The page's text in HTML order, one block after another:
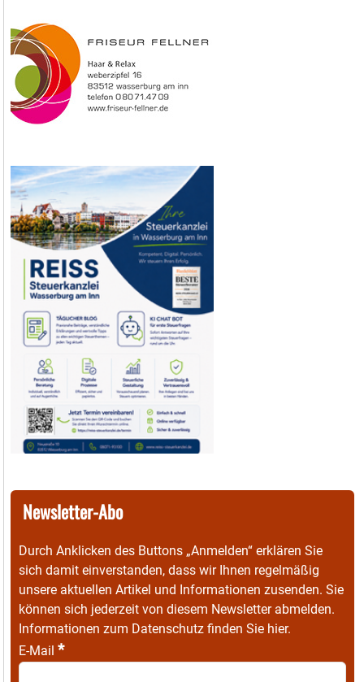
Newsletter-Abo
Durch Anklicken des Buttons „Anmelden“ erklären Sie
sich damit einverstanden, dass wir Ihnen regelmäßig
unsere aktuellen Artikel und Informationen zusenden. Sie
können sich jederzeit von diesem Newsletter abmelden.
Informationen zum Datenschutz finden Sie hier.
E-Mail *